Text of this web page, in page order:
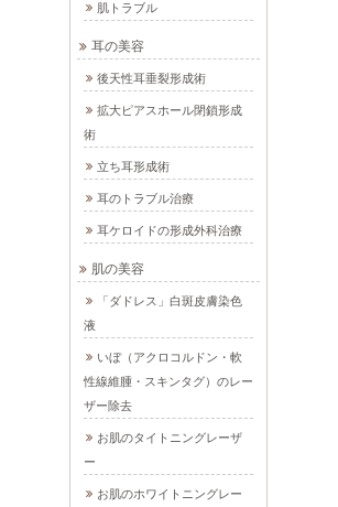
肌トラブル
耳の美容
後天性耳垂裂形成術
拡大ピアスホール閉鎖形成
術
立ち耳形成術
耳のトラブル治療
耳ケロイドの形成外科治療
肌の美容
「ダドレス」白斑皮膚染色
液
いぼ（アクロコルドン・軟
性線維腫・スキンタグ）のレー
ザー除去
お肌のタイトニングレーザ
ー
お肌のホワイトニングレー